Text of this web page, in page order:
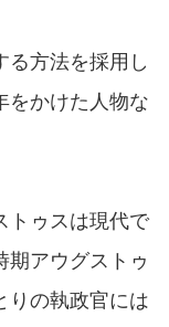
る方法を採用し
をかけた人物な
トゥスは現代で
期アウグストゥ
りの執政官には